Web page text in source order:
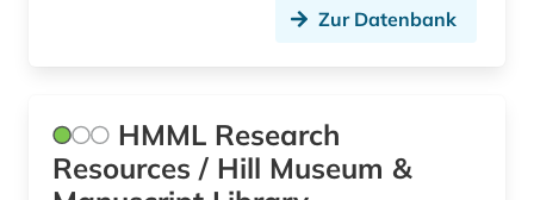
historische persönlichkeit (1)
historischer garten (2)
hochschulschrift (1)
Zur Datenbank
HMML Research
Resources / Hill Museum &